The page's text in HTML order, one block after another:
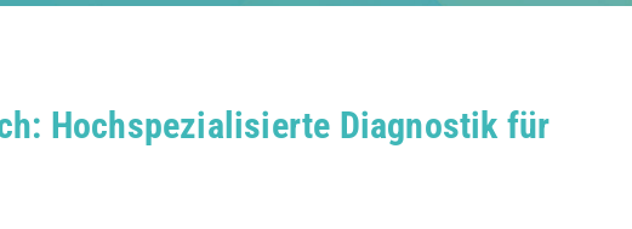
Hochspezialisierte Diagnostik für